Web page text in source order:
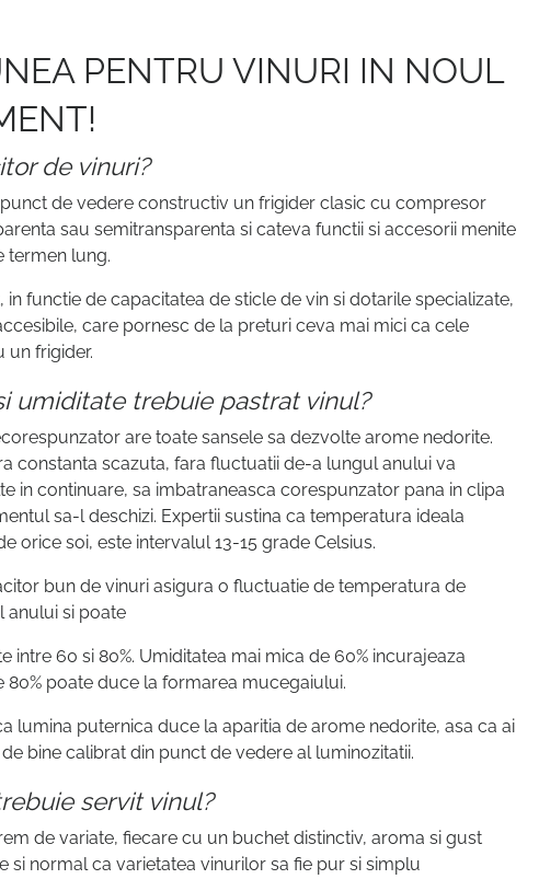
PENTRU VINURI IN NOUL
de vinuri?
de vedere constructiv un frigider clasic cu compresor
sau semitransparenta si cateva functii si accesorii menite
termen lung.
functie de capacitatea de sticle de vin si dotarile specializate,
care pornesc de la preturi ceva mai mici ca cele
un frigider.
umiditate trebuie pastrat vinul?
are toate sansele sa dezvolte arome nedorite.
constanta scazuta, fara fluctuatii de-a lungul anului va
in continuare, sa imbatraneasca corespunzator pana in clipa
sa-l deschizi. Expertii sustina ca temperatura ideala
orice soi, este intervalul 13-15 grade Celsius.
bun de vinuri asigura o fluctuatie de temperatura de
anului si poate
intre 60 si 80%. Umiditatea mai mica de 60% incurajeaza
80% poate duce la formarea mucegaiului.
lumina puternica duce la aparitia de arome nedorite, asa ca ai
bine calibrat din punct de vedere al luminozitatii.
servit vinul?
de variate, fiecare cu un buchet distinctiv, aroma si gust
si normal ca varietatea vinurilor sa fie pur si simplu